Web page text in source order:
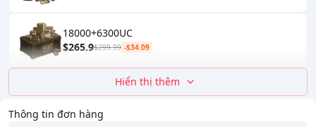
Thông tin đơn hàng
18000+6300UC
$265.9$299.99 -$34.09
Hiển thị thêm